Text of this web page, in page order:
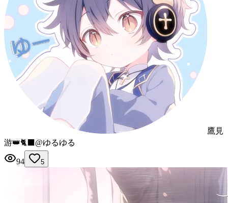
鷹見
游👑🐈‍⬛@ゆるゆる
94 5